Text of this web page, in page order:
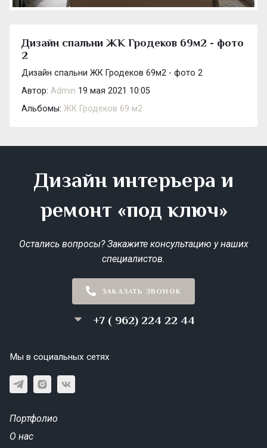
Дизайн спальни ЖК Гродеков 69м2 - фото
2
Дизайн спальни ЖК Гродеков 69м2 - фото 2
Автор: Admin 19 мая 2021 10:05
Альбомы: ЖК Гродеков 69 м2
Дизайн интерьера и
ремонт «под ключ»
Остались вопросы? Закажите консультацию у наших
специалистов.
ЗАКАЗАТЬ ЗВОНОК
+7 ( 962) 224 22 44
Мы в социальных сетях
Портфолио
О нас